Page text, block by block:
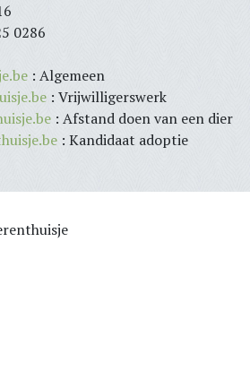
0286
: Algemeen
: Vrijwilligerswerk
: Afstand doen van een dier
: Kandidaat adoptie